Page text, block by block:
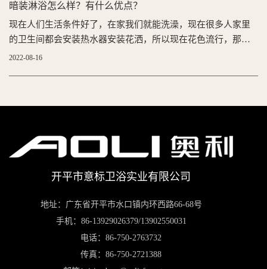
暗装淋浴怎么样？有什么优点？
现在人们生活条件好了，在家我们就能洗澡，现在很多人家里
的卫生间都会安装热水器安装花洒，所以现在花色流行，那么
你知道现在流行什么花洒吗？有钱人现在都安装暗装花洒了，
2022-08-16
开平市意标卫浴实业有限公司
地址：广东省开平市水口镇内环西路66-68号
手机：86-13929026379/13902550031
电话：86-750-2763732
传真：86-750-2721388